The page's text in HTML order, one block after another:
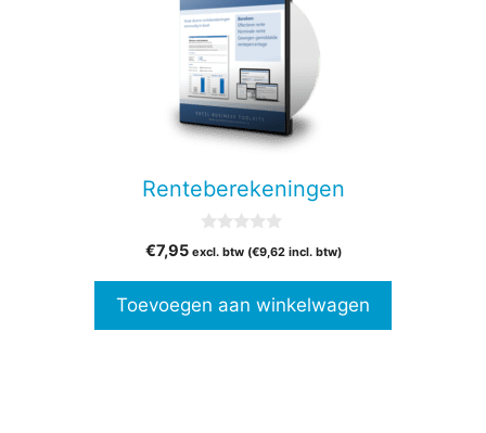
Renteberekeningen
v
5
€7,95 excl. btw (€9,62incl. btw)
Toevoegen aan winkelwagen